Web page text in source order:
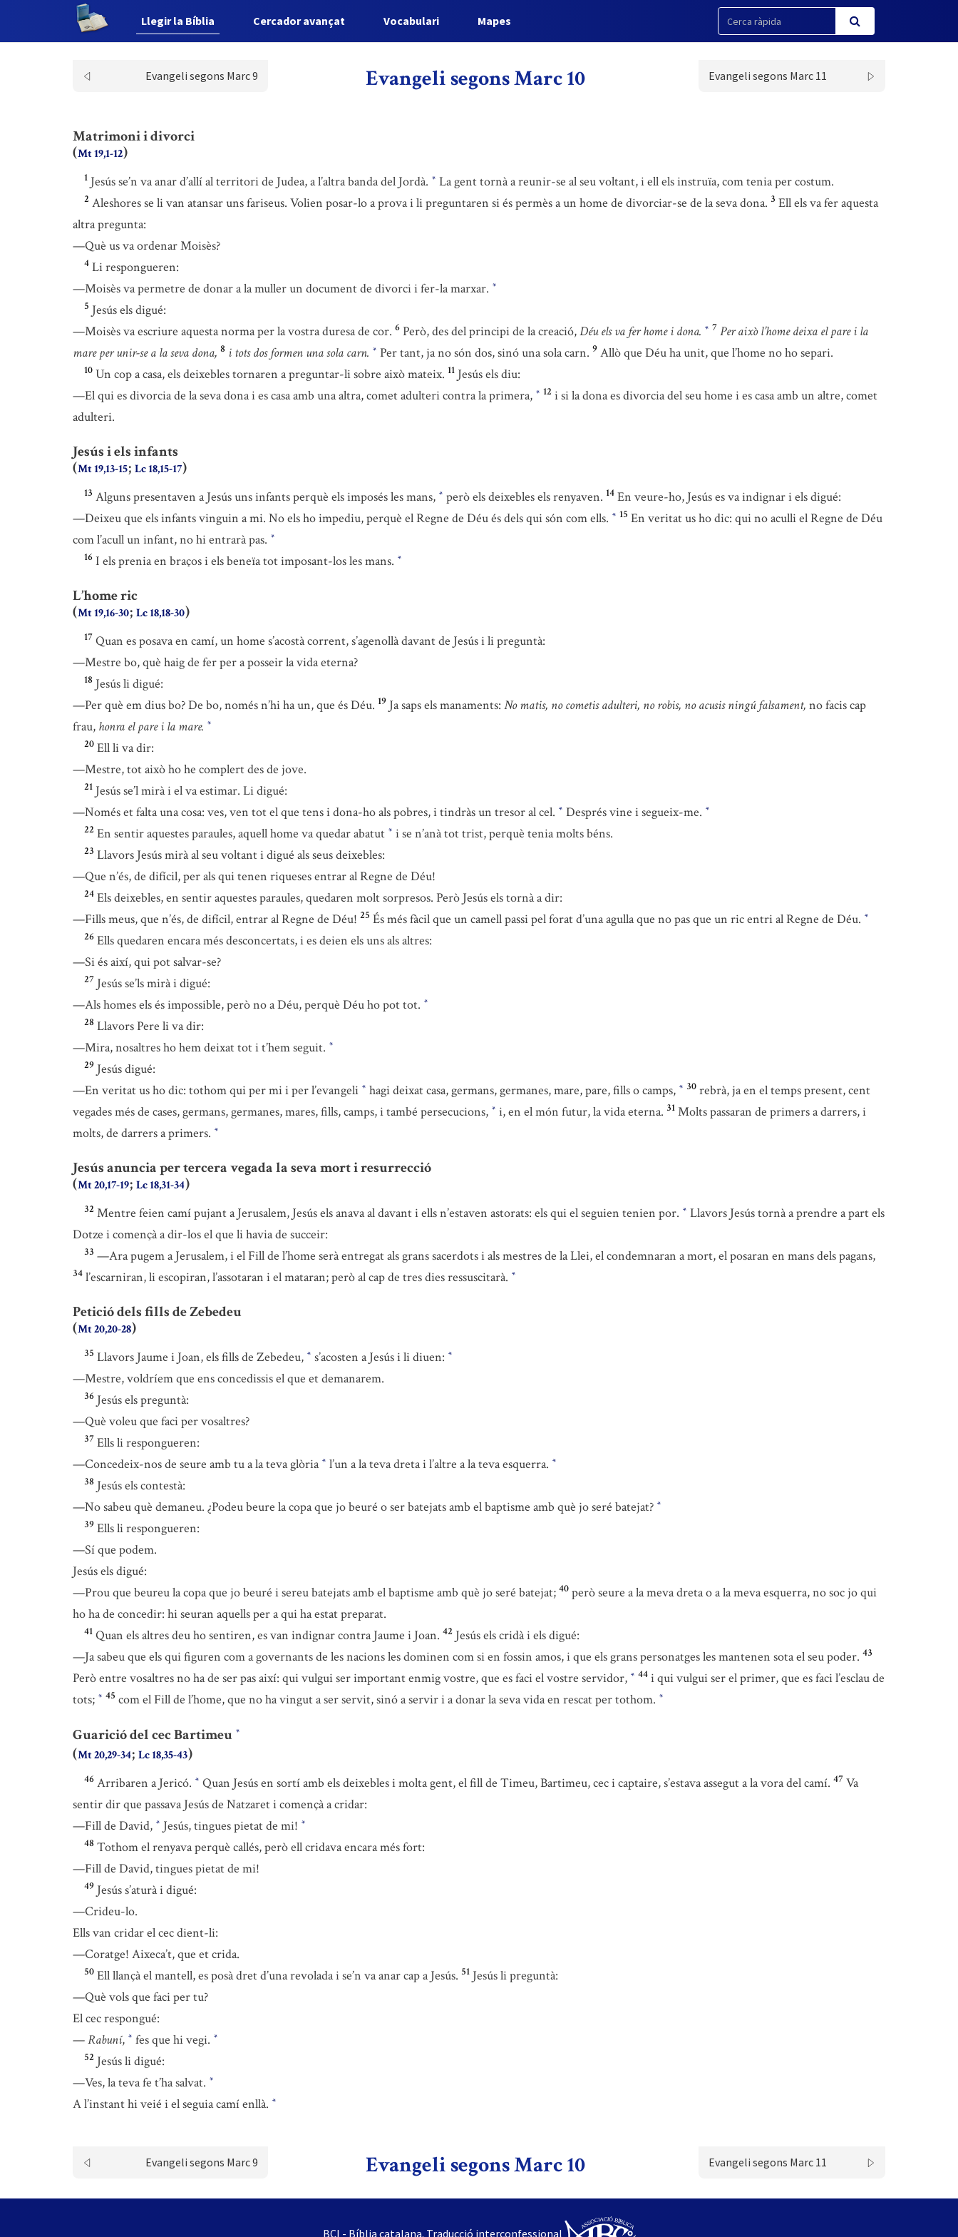
Llegir la Bíblia Cercador avançat Vocabulari Mapes
Evangeli segons Marc 9 Evangeli segons Marc 10 Evangeli segons Marc 11
Matrimoni i divorci
(Mt 19,1-12)
1 Jesús se’n va anar d’allí al territori de Judea, a l’altra banda del Jordà. * La gent tornà a reunir-se al seu voltant, i ell els instruïa, com tenia per costum.
2 Aleshores se li van atansar uns fariseus. Volien posar-lo a prova i li preguntaren si és permès a un home de divorciar-se de la seva dona. 3 Ell els va fer aquesta
altra pregunta:
—Què us va ordenar Moisès?
4 Li respongueren:
—Moisès va permetre de donar a la muller un document de divorci i fer-la marxar. *
5 Jesús els digué:
—Moisès va escriure aquesta norma per la vostra duresa de cor. 6 Però, des del principi de la creació,Déu els va fer home i dona. * 7 Per això l’home deixa el pare i la
mare per unir-se a la seva dona, 8 i tots dos formen una sola carn. * Per tant, ja no són dos, sinó una sola carn. 9 Allò que Déu ha unit, que l’home no ho separi.
10 Un cop a casa, els deixebles tornaren a preguntar-li sobre això mateix. 11 Jesús els diu:
—El qui es divorcia de la seva dona i es casa amb una altra, comet adulteri contra la primera, * 12 i si la dona es divorcia del seu home i es casa amb un altre, comet
adulteri.
Jesús i els infants
(Mt 19,13-15; Lc 18,15-17)
13 Alguns presentaven a Jesús uns infants perquè els imposés les mans, * però els deixebles els renyaven. 14 En veure-ho, Jesús es va indignar i els digué:
—Deixeu que els infants vinguin a mi. No els ho impediu, perquè el Regne de Déu és dels qui són com ells. * 15 En veritat us ho dic: qui no aculli el Regne de Déu
com l’acull un infant, no hi entrarà pas. *
16 I els prenia en braços i els beneïa tot imposant-los les mans. *
L’home ric
(Mt 19,16-30; Lc 18,18-30)
17 Quan es posava en camí, un home s’acostà corrent, s’agenollà davant de Jesús i li preguntà:
—Mestre bo, què haig de fer per a posseir la vida eterna?
18 Jesús li digué:
—Per què em dius bo? De bo, només n’hi ha un, que és Déu. 19 Ja saps els manaments: No matis, no cometis adulteri, no robis, no acusis ningú falsament, no facis cap
frau, honra el pare i la mare. *
20 Ell li va dir:
—Mestre, tot això ho he complert des de jove.
21 Jesús se’l mirà i el va estimar. Li digué:
—Només et falta una cosa: ves, ven tot el que tens i dona-ho als pobres, i tindràs un tresor al cel. * Després vine i segueix-me. *
22 En sentir aquestes paraules, aquell home va quedar abatut * i se n’anà tot trist, perquè tenia molts béns.
23 Llavors Jesús mirà al seu voltant i digué als seus deixebles:
—Que n’és, de difícil, per als qui tenen riqueses entrar al Regne de Déu!
24 Els deixebles, en sentir aquestes paraules, quedaren molt sorpresos. Però Jesús els tornà a dir:
—Fills meus, que n’és, de difícil, entrar al Regne de Déu! 25 És més fàcil que un camell passi pel forat d’una agulla que no pas que un ric entri al Regne de Déu. *
26 Ells quedaren encara més desconcertats, i es deien els uns als altres:
—Si és així, qui pot salvar-se?
27 Jesús se’ls mirà i digué:
—Als homes els és impossible, però no a Déu, perquè Déu ho pot tot. *
28 Llavors Pere li va dir:
—Mira, nosaltres ho hem deixat tot i t’hem seguit. *
29 Jesús digué:
—En veritat us ho dic: tothom qui per mi i per l’evangeli * hagi deixat casa, germans, germanes, mare, pare, fills o camps, * 30 rebrà, ja en el temps present, cent
vegades més de cases, germans, germanes, mares, fills, camps, i també persecucions, * i, en el món futur, la vida eterna. 31 Molts passaran de primers a darrers, i
molts, de darrers a primers. *
Jesús anuncia per tercera vegada la seva mort i resurrecció
(Mt 20,17-19; Lc 18,31-34)
32 Mentre feien camí pujant a Jerusalem, Jesús els anava al davant i ells n’estaven astorats: els qui el seguien tenien por. * Llavors Jesús tornà a prendre a part els
Dotze i començà a dir-los el que li havia de succeir:
33 —Ara pugem a Jerusalem, i el Fill de l’home serà entregat als grans sacerdots i als mestres de la Llei, el condemnaran a mort, el posaran en mans dels pagans,
34 l’escarniran, li escopiran, l’assotaran i el mataran; però al cap de tres dies ressuscitarà. *
Petició dels fills de Zebedeu
(Mt 20,20-28)
35 Llavors Jaume i Joan, els fills de Zebedeu, * s’acosten a Jesús i li diuen: *
—Mestre, voldríem que ens concedissis el que et demanarem.
36 Jesús els preguntà:
—Què voleu que faci per vosaltres?
37 Ells li respongueren:
—Concedeix-nos de seure amb tu a la teva glòria * l’un a la teva dreta i l’altre a la teva esquerra. *
38 Jesús els contestà:
—No sabeu què demaneu. ¿Podeu beure la copa que jo beuré o ser batejats amb el baptisme amb què jo seré batejat? *
39 Ells li respongueren:
—Sí que podem.
Jesús els digué:
—Prou que beureu la copa que jo beuré i sereu batejats amb el baptisme amb què jo seré batejat; 40 però seure a la meva dreta o a la meva esquerra, no soc jo qui
ho ha de concedir: hi seuran aquells per a qui ha estat preparat.
41 Quan els altres deu ho sentiren, es van indignar contra Jaume i Joan. 42 Jesús els cridà i els digué:
—Ja sabeu que els qui figuren com a governants de les nacions les dominen com si en fossin amos, i que els grans personatges les mantenen sota el seu poder. 43
Però entre vosaltres no ha de ser pas així: qui vulgui ser important enmig vostre, que es faci el vostre servidor, * 44 i qui vulgui ser el primer, que es faci l’esclau de
tots; * 45 com el Fill de l’home, que no ha vingut a ser servit, sinó a servir i a donar la seva vida en rescat per tothom. *
Guarició del cec Bartimeu *
(Mt 20,29-34; Lc 18,35-43)
46 Arribaren a Jericó. * Quan Jesús en sortí amb els deixebles i molta gent, el fill de Timeu, Bartimeu, cec i captaire, s’estava assegut a la vora del camí. 47 Va
sentir dir que passava Jesús de Natzaret i començà a cridar:
—Fill de David, * Jesús, tingues pietat de mi! *
48 Tothom el renyava perquè callés, però ell cridava encara més fort:
—Fill de David, tingues pietat de mi!
49 Jesús s’aturà i digué:
—Crideu-lo.
Ells van cridar el cec dient-li:
—Coratge! Aixeca’t, que et crida.
50 Ell llançà el mantell, es posà dret d’una revolada i se’n va anar cap a Jesús. 51 Jesús li preguntà:
—Què vols que faci per tu?
El cec respongué:
—Rabuní, * fes que hi vegi. *
52 Jesús li digué:
—Ves, la teva fe t’ha salvat. *
A l’instant hi veié i el seguia camí enllà. *
Evangeli segons Marc 9 Evangeli segons Marc 10 Evangeli segons Marc 11
BCI - Bíblia catalana. Traducció interconfessional